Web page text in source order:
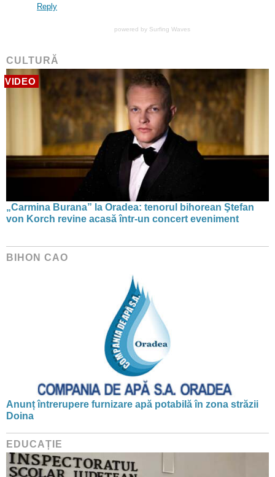
Reply
powered by Surfing Waves
CULTURĂ
VIDEO
„Carmina Burana” la Oradea: tenorul bihorean Ştefan
von Korch revine acasă într-un concert eveniment
BIHON CAO
Anunț întrerupere furnizare apă potabilă în zona străzii
Doina
EDUCAȚIE